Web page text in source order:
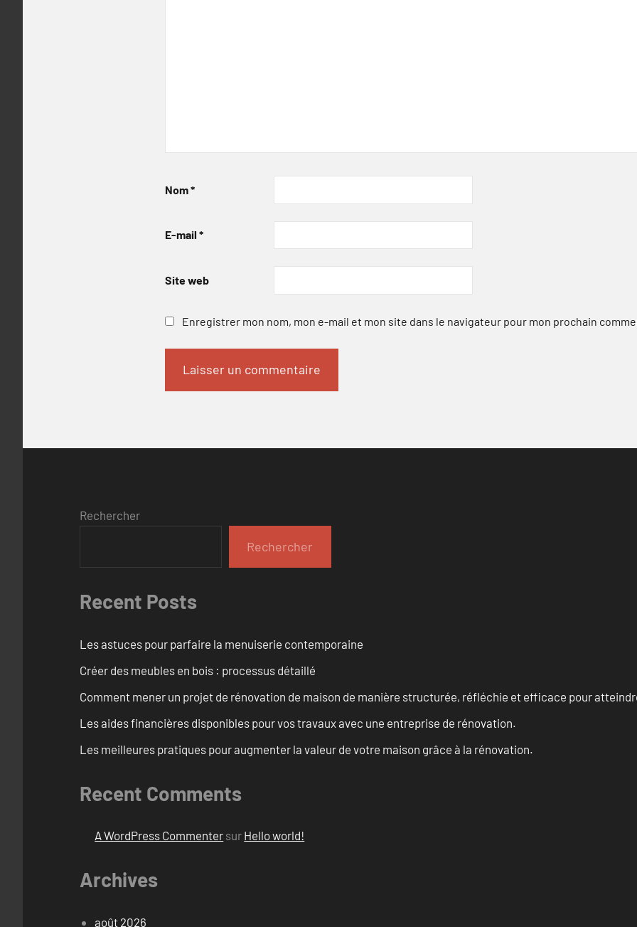
Nom*
E-mail *
Site web
Enregistrer mon nom, mon e-mail et mon site dans le navigateur pour mon prochain
Rechercher
Rechercher
Recent Posts
Les astuces pour parfaire la menuiserie contemporaine
Créer des meubles en bois : processus détaillé
Comment mener un projet de rénovation de maison de manière structurée, réfléchie et efficace pour
Les aides financières disponibles pour vos travaux avec une entreprise de rénovation.
Les meilleures pratiques pour augmenter la valeur de votre maison grâce à la rénovation.
Recent Comments
A WordPress Commenter sur Hello world!
Archives
août 2026